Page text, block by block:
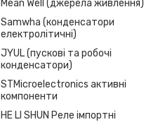
Mean Well (джерела живлення)
Samwha (конденсатори
електролітичні)
JYUL (пускові та робочі
конденсатори)
STMicroelectronics активні
компоненти
HE LI SHUN Реле імпортні